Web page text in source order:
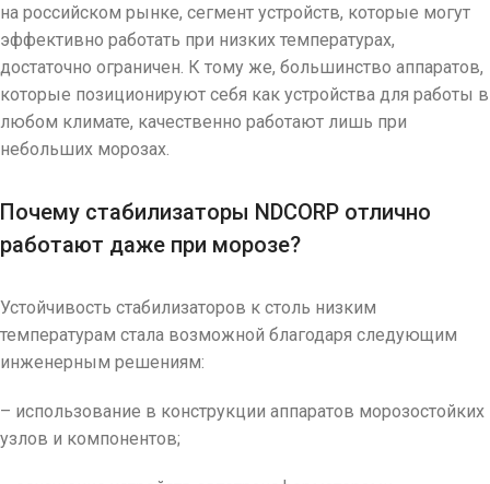
на российском рынке, сегмент устройств, которые могут
эффективно работать при низких температурах,
достаточно ограничен. К тому же, большинство аппаратов,
которые позиционируют себя как устройства для работы в
любом климате, качественно работают лишь при
небольших морозах.
Почему стабилизаторы NDCORP отлично
работают даже при морозе?
Устойчивость стабилизаторов к столь низким
температурам стала возможной благодаря следующим
инженерным решениям:
– использование в конструкции аппаратов морозостойких
узлов и компонентов;